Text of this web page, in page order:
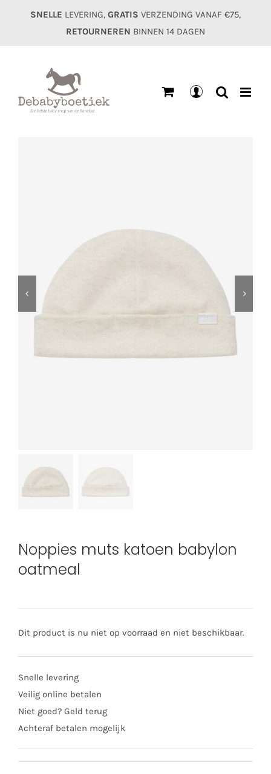
SNELLE LEVERING, GRATIS VERZENDING VANAF €75,
RETOURNEREN BINNEN 14 DAGEN
Noppies muts katoen babylon
oatmeal
Dit product is nu niet op voorraad en niet beschikbaar.
Snelle levering
Veilig online betalen
Niet goed? Geld terug
Achteraf betalen mogelijk